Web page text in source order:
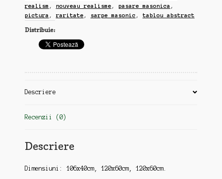
realism , nouveau realisme , pasare masonica ,
pictura , raritate , sarpe masonic , tablou abstract
Distribuie:
Descriere
Recenzii (0)
Descriere
Dimensiuni: 106x40cm, 120x60cm, 120x60cm.